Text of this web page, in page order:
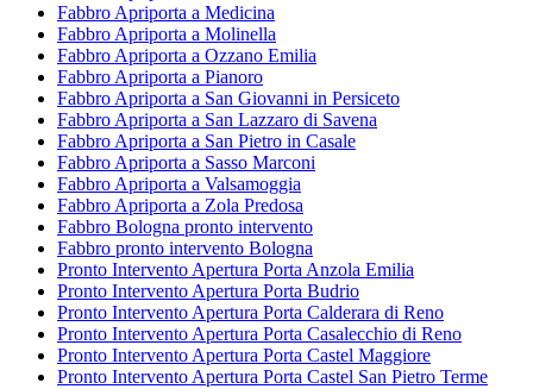
Fabbro Apriporta a Medicina
Fabbro Apriporta a Molinella
Fabbro Apriporta a Ozzano Emilia
Fabbro Apriporta a Pianoro
Fabbro Apriporta a San Giovanni in Persiceto
Fabbro Apriporta a San Lazzaro di Savena
Fabbro Apriporta a San Pietro in Casale
Fabbro Apriporta a Sasso Marconi
Fabbro Apriporta a Valsamoggia
Fabbro Apriporta a Zola Predosa
Fabbro Bologna pronto intervento
Fabbro pronto intervento Bologna
Pronto Intervento Apertura Porta Anzola Emilia
Pronto Intervento Apertura Porta Budrio
Pronto Intervento Apertura Porta Calderara di Reno
Pronto Intervento Apertura Porta Casalecchio di Reno
Pronto Intervento Apertura Porta Castel Maggiore
Pronto Intervento Apertura Porta Castel San Pietro Terme